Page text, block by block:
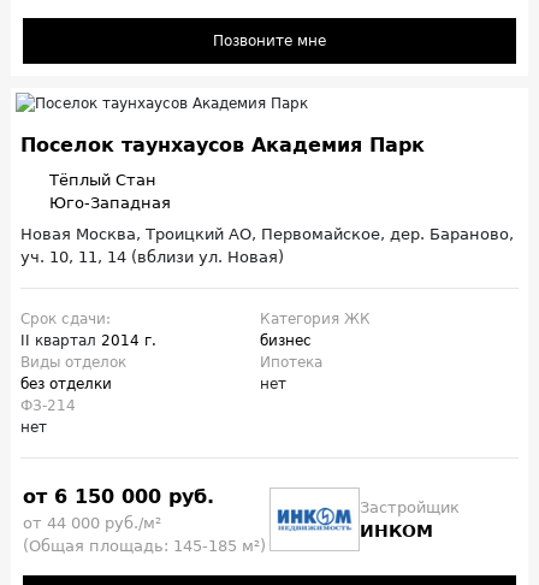
Позвоните мне
Поселок таунхаусов Академия Парк
Тёплый Стан
Юго-Западная
Новая Москва, Троицкий АО, Первомайское, дер. Бараново,
уч. 10, 11, 14 (вблизи ул. Новая)
Срок сдачи:
II квартал 2014 г.
Категория ЖК
бизнес
Виды отделок
без отделки
Ипотека
нет
ФЗ-214
нет
от 6 150 000 руб.
от 44 000 руб./м²
(Общая площадь: 145-185 м²)
Застройщик
ИНКОМ